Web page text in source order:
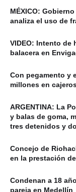
MÉXICO:
analiza el uso de
VIDEO: Intento de
balacera en
Con pegamento y
millones en
ARGENTINA: La
y balas de goma,
tres detenidos y
Concejo de
en la prestación
Condenan a 18
pareja en Medellín